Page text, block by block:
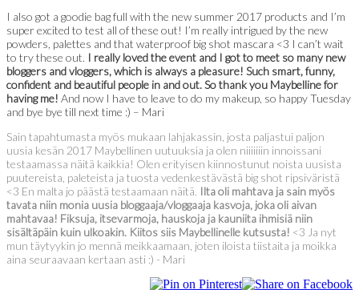
I also got a goodie bag full with the new summer 2017 products and I’m
super excited to test all of these out! I’m really intrigued by the new
powders, palettes and that waterproof big shot mascara <3 I can’t wait
to try these out. I really loved the event and I got to meet so many new
bloggers and vloggers, which is always a pleasure! Such smart, funny,
confident and beautiful people in and out. So thank you Maybelline for
having me! And now I have to leave to do my makeup, so happy Tuesday
and bye bye till next time :) – Mari
Sain tapahtumasta myös mukaan lahjakassin, josta paljastui paljon
uusia kesän 2017 Maybellinen uutuuksia ja olen niiiiiiin innoissani
testaamassa näitä kaikkia! Olen erityisen kiinnostunut noista uusista
puutereista, paleteista ja tuosta vedenkestävästä big shot ripsiväristä
<3 En malta jo päästä testaamaan näitä. Ilta oli mahtava ja sain myös
tavata niin monia uusia bloggaaja/vloggaaja kasvoja, joka oli aivan
mahtavaa! Fiksuja, itsevarmoja, hauskoja ja kauniita ihmisiä niin
sisältäpäin kuin ulkoakin. Kiitos siis Maybellinelle kutsusta! <3 Ja nyt
mun täytyykin jo mennä meikkaamaan, joten iloista tiistaita ja moikka
aina seuraavaan kertaan asti :) - Mari